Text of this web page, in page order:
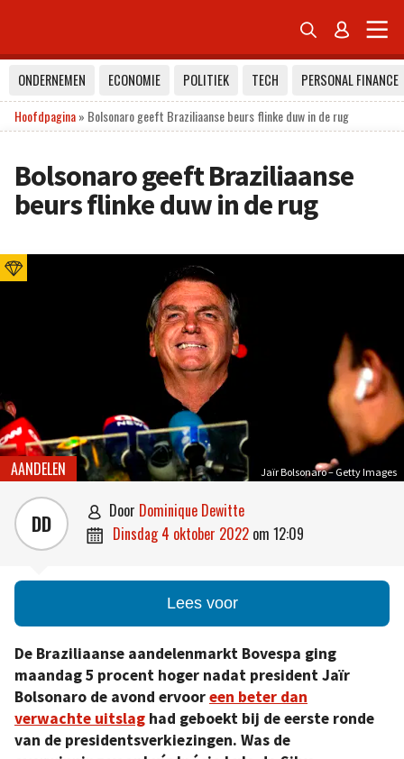
 
ONDERNEMEN ECONOMIE POLITIEK TECH
PERSONAL FINANCE
Hoofdpagina» Bolsonaro geeft Braziliaanse beurs flinke duw in de rug
Bolsonaro geeft Braziliaanse
beurs flinke duw in de rug
Jaïr Bolsonaro – Getty Images
AANDELEN
DD  door Dominique Dewitte
 dinsdag 4 oktober 2022 om 12:09
Lees voor
De Braziliaanse aandelenmarkt Bovespa ging
maandag 5 procent hoger nadat president Jaïr
Bolsonaro de avond ervooreen beter dan
verwachte uitslag had geboekt bij de eerste ronde
van de presidentsverkiezingen. Was de